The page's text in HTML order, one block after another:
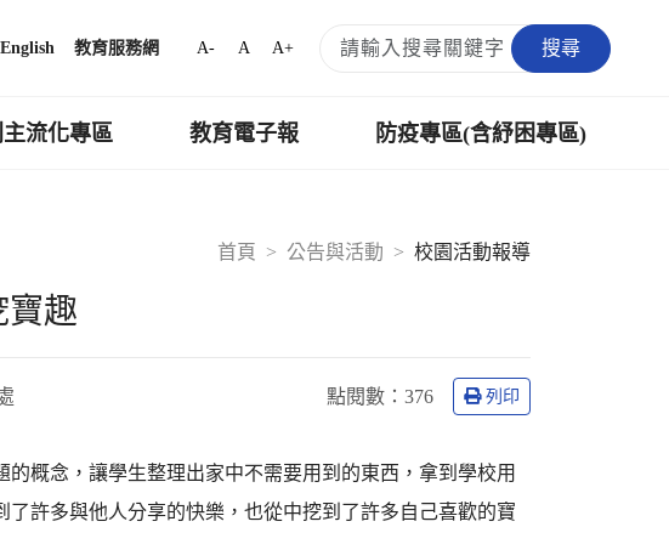
English 教育服務網 A- A A+ 搜尋
流化專區 教育電子報 防疫專區(含紓困專區)
首頁
公告與活動 校園活動報導
寶趣
點閱數： 376 列印
概念，讓學生整理出家中不需要用到的東西，拿到學校用
許多與他人分享的快樂，也從中挖到了許多自己喜歡的寶